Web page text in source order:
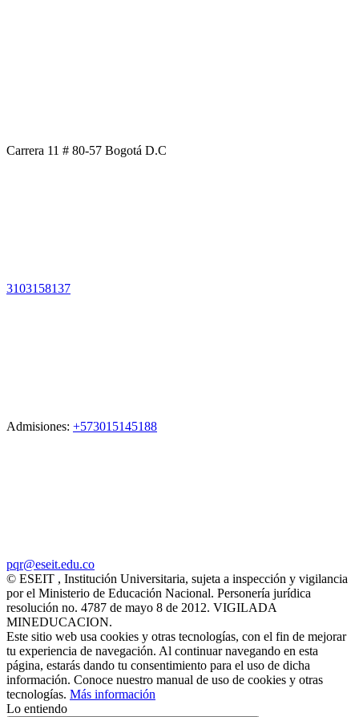
Carrera 11 # 80-57 Bogotá D.C
3103158137
Admisiones: +573015145188
pqr@eseit.edu.co
© ESEIT , Institución Universitaria, sujeta a inspección y vigilancia
por el Ministerio de Educación Nacional. Personería jurídica
resolución no. 4787 de mayo 8 de 2012. VIGILADA
MINEDUCACION.
Este sitio web usa cookies y otras tecnologías, con el fin de mejorar
tu experiencia de navegación. Al continuar navegando en esta
página, estarás dando tu consentimiento para el uso de dicha
información. Conoce nuestro manual de uso de cookies y otras
tecnologías. Más información
Lo entiendo